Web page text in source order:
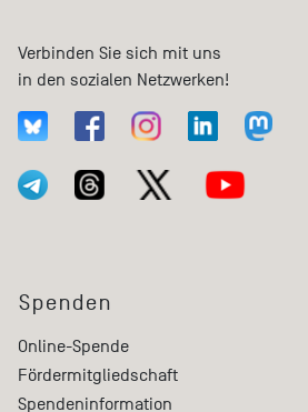
Verbinden Sie sich mit uns
in den sozialen Netzwerken!
Spenden
Online-Spende
Fördermitgliedschaft
Spendeninformation